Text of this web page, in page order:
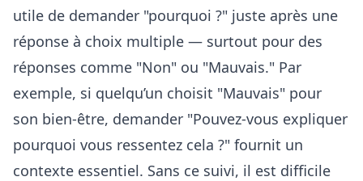
utile de demander "pourquoi ?" juste après une
réponse à choix multiple — surtout pour des
réponses comme "Non" ou "Mauvais." Par
exemple, si quelqu’un choisit "Mauvais" pour
son bien-être, demander "Pouvez-vous expliquer
pourquoi vous ressentez cela ?" fournit un
contexte essentiel. Sans ce suivi, il est difficile